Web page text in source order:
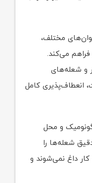
مختلف،
می‌کند.
و شعله‌های
انعطاف‌پذیری کامل
و محل
شعله‌ها را
داغ نمی‌شوند و